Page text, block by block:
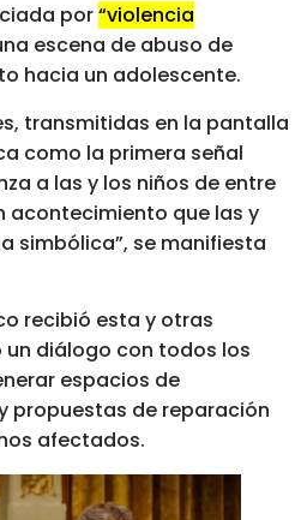
por“violencia
escena de abuso de
hacia un adolescente.
transmitidas en la pantalla
como la primera señal
a las y los niños de entre
acontecimiento que las y
simbólica”, se manifiesta
recibió esta y otras
diálogo con todos los
espacios de
propuestas de reparación
afectados.